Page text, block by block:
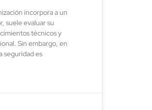
incorpora a un
suele evaluar su
técnicos y
Sin embargo, en
seguridad es